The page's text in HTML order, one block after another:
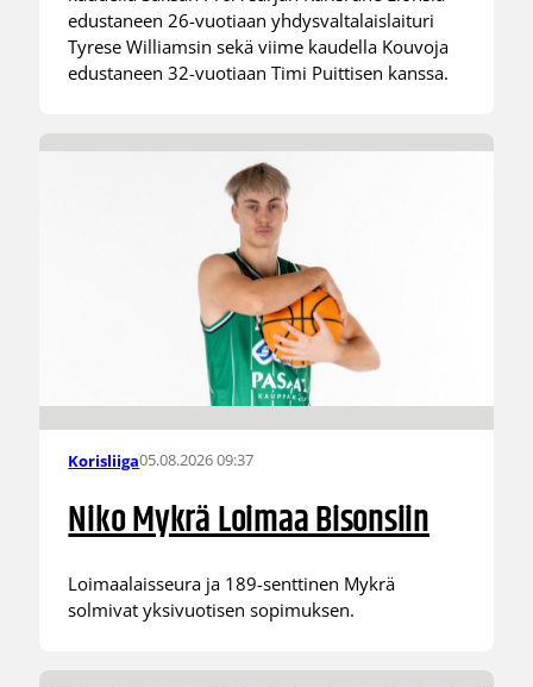
edustaneen 26-vuotiaan yhdysvaltalaislaituri
Tyrese Williamsin sekä viime kaudella Kouvoja
edustaneen 32-vuotiaan Timi Puittisen kanssa.
Korisliiga05.08.2026 09:37
Niko Mykrä Loimaa Bisonsiin
Loimaalaisseura ja 189-senttinen Mykrä
solmivat yksivuotisen sopimuksen.